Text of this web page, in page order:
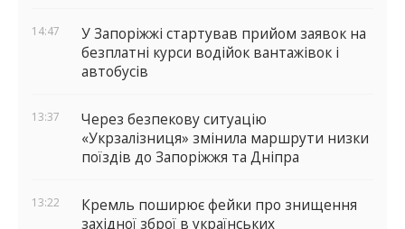
14:47
У Запоріжжі стартував прийом заявок на
безплатні курси водійок вантажівок і
автобусів
13:37
Через безпекову ситуацію
«Укрзалізниця» змінила маршрути низки
поїздів до Запоріжжя та Дніпра
13:22
Кремль поширює фейки про знищення
західної зброї в українських